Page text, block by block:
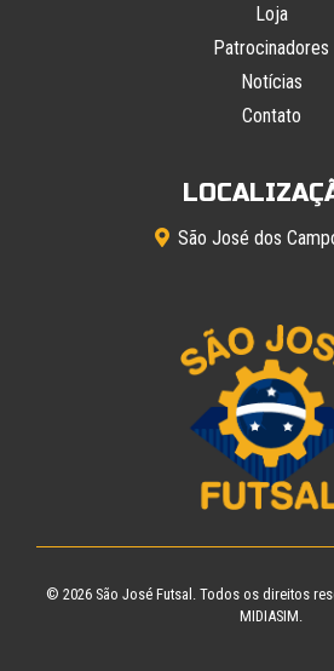
Loja
Patrocinadores
Notícias
Contato
São José dos
© 2026 São José Futsal . Todos os direitos
MIDIASIM.